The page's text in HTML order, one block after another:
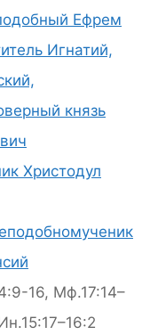
Ефрем
Игнатий,
князь
Христодул
16, Мф.17:14–